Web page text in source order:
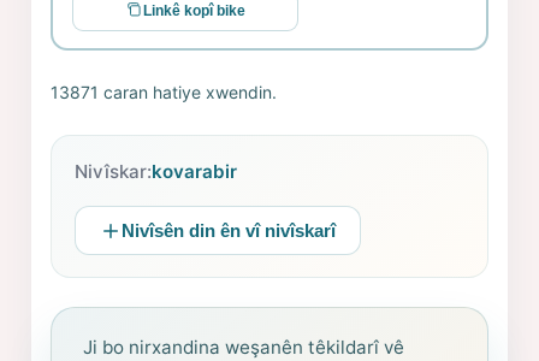
Linkê kopî bike
13871 caran hatiye xwendin.
Nivîskar:kovarabir
Nivîsên din ên vî nivîskarî
Ji bo nirxandina weşanên têkildarî vê